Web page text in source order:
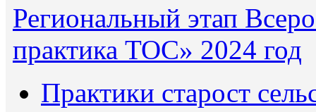
Региональный этап
практика ТОС» 2024 год
Практики старост